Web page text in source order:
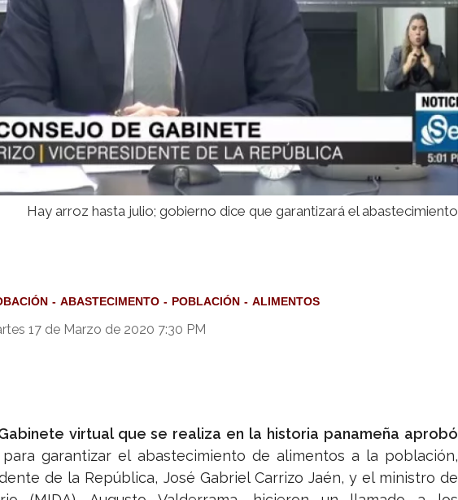
Hay arroz hasta julio; gobierno dice que garantizará el abastecimiento
ABASTECIMENTO POBLACIÓN ALIMENTOS
17 de Marzo de 2020 7:30 PM
virtual que se realiza en la historia panameña aprobó
para garantizar el abastecimiento de alimentos a la población,
de la República, José Gabriel Carrizo Jaén, y el ministro de